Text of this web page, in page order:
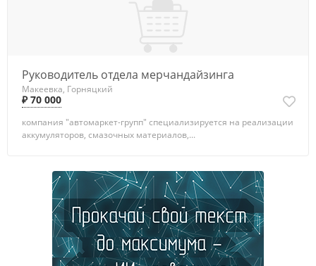
Руководитель отдела мерчандайзинга
Макеевка, Горняцкий
₽ 70 000
компания "автомаркет-групп" специализируется на реализации
аккумуляторов, смазочных материалов,...